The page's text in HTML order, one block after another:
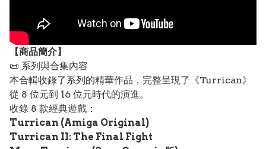
【商品簡介】
📜 系列與合集內容
本合輯收錄了系列的精華作品，完整呈現了《Turrican》
從 8 位元到 16 位元時代的演進。
收錄 8 款經典遊戲：
Turrican (Amiga Original)
Turrican II: The Final Fight